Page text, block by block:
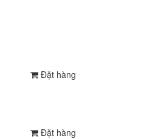
Đặt hàng
Đặt hàng